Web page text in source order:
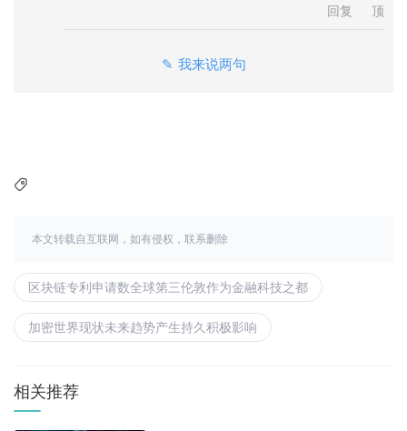
回复 顶
我来说两句

本文转载自互联网，如有侵权，联系删除
区块链专利申请数全球第三伦敦作为金融科技之都
加密世界现状未来趋势产生持久积极影响
相关推荐